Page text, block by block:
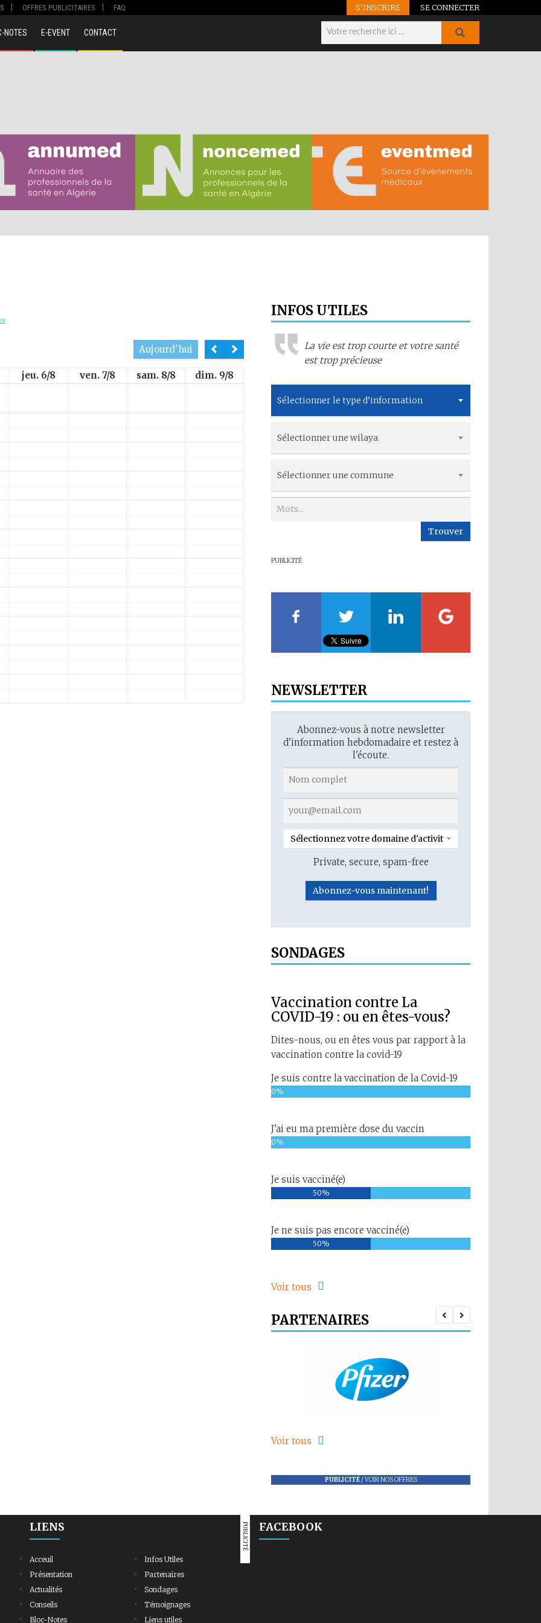
OFFRES PUBLICITAIRES FAQ S'INSCRIRE SE CONNECTER
NOTES E-EVENT CONTACT
Aujourd'hui
jeu. 6/8 ven. 7/8 sam. 8/8
dim. 9/8
INFOS UTILES
La vie est trop courte et votre santé
est trop précieuse
Sélectionner le type d’information
Sélectionner une wilaya
Sélectionner une commune
Trouver
PUBLICITÉ
NEWSLETTER
Abonnez-vous à notre newsletter
d'information hebdomadaire et restez à
l'écoute.
Sélectionnez votre domaine d'activité
Private, secure, spam-free
SONDAGES
Vaccination contre La
COVID-19 : ou en êtes-vous?
Dites-nous, ou en êtes vous par rapport à la
vaccination contre la covid-19
Je suis contre la vaccination de la Covid-19
0%
J'ai eu ma première dose du vaccin
0%
Je suis vacciné(e)
50%
Je ne suis pas encore vacciné(e)
50%
Voir tous
PARTENAIRES
Voir tous
PUBLICITÉ/VOIR NOS OFFRES
PUBLICITÉ
LIENS
Acceuil
Présentation
Actualités
Conseils
Bloc-Notes
Infos Utiles
Partenaires
Sondages
Témoignages
Liens utiles
FACEBOOK